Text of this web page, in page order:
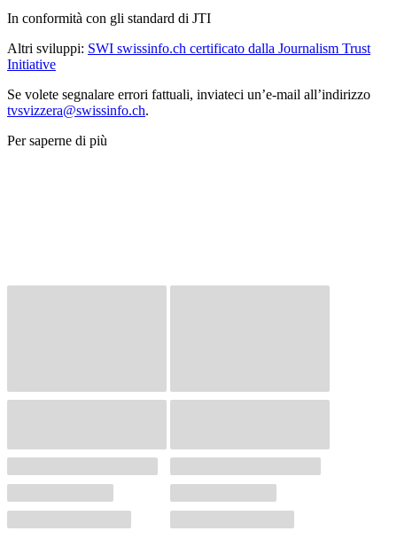
In conformità con gli standard di JTI
Altri sviluppi: SWI swissinfo.ch certificato dalla Journalism Trust
Initiative
Se volete segnalare errori fattuali, inviateci un’e-mail all’indirizzo
tvsvizzera@swissinfo.ch.
Per saperne di più